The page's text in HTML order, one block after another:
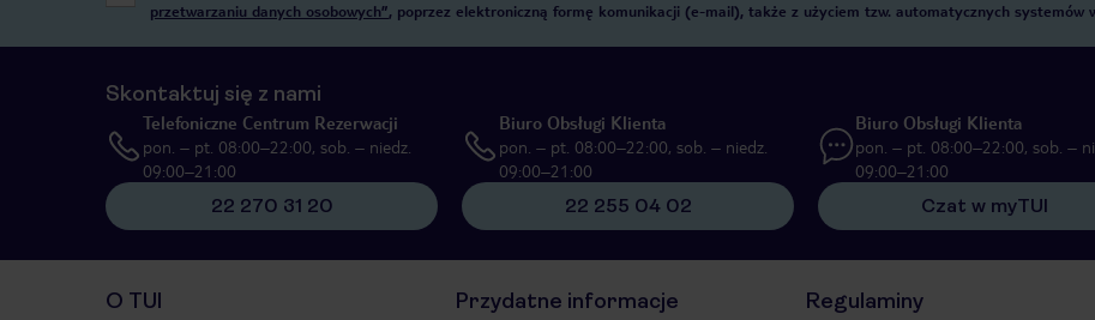
przetwarzaniu danych osobowych”, poprzez elektroniczną formę komunikacji (e-mail), także z użyciem tzw. automatycznych systemów
Skontaktuj się z nami
Telefoniczne Centrum Rezerwacji
pon. – pt. 08:00–22:00, sob. – niedz.
09:00–21:00
22 270 31 20
Biuro Obsługi Klienta
pon. – pt. 08:00–22:00, sob. – niedz.
09:00–21:00
22 255 04 02
Biuro Obsługi Klienta
pon. – pt. 08:00–22:00, sob. –
09:00–21:00
Czat w myTUI
O TUI Przydatne informacje Regulaminy